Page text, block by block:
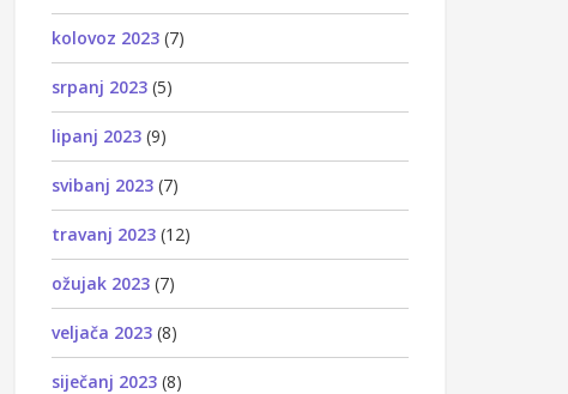
kolovoz 2023 (7)
srpanj 2023 (5)
lipanj 2023 (9)
svibanj 2023 (7)
travanj 2023 (12)
ožujak 2023 (7)
veljača 2023 (8)
siječanj 2023 (8)